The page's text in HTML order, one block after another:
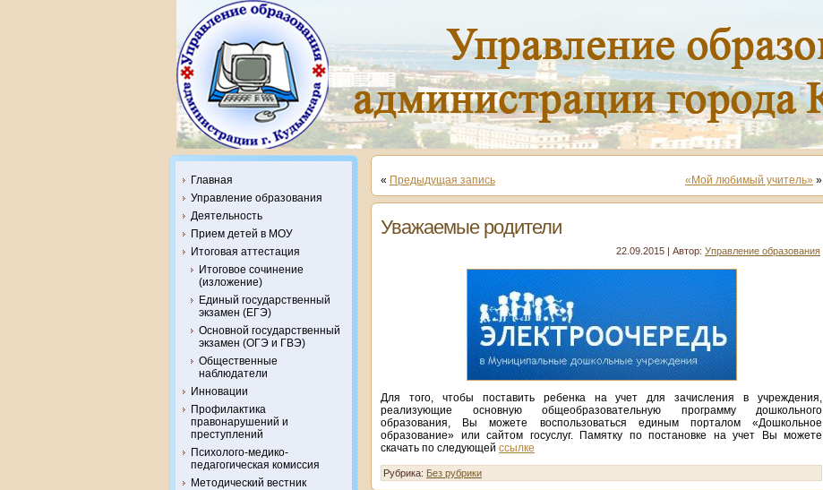
Главная
Управление образования
Деятельность
Прием детей в МОУ
Итоговая аттестация
Итоговое сочинение
(изложение)
Единый государственный
экзамен (ЕГЭ)
Основной государственный
экзамен (ОГЭ и ГВЭ)
Общественные
наблюдатели
Инновации
Профилактика
правонарушений и
преступлений
Психолого-медико-
педагогическая комиссия
Методический вестник
« Предыдущая запись «Мой любимый учитель» »
Уважаемые родители
22.09.2015 | Автор: Управление образования
Для того, чтобы поставить ребенка на учет для зачисления в учреждения,
реализующие основную общеобразовательную программу дошкольного
образования, Вы можете воспользоваться единым порталом «Дошкольное
образование» или сайтом госуслуг. Памятку по постановке на учет Вы можете
скачать по следующей ссылке
Рубрика: Без рубрики